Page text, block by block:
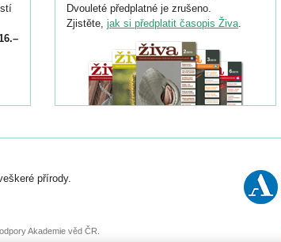
Dvouleté předplatné je zrušeno.
Zjistěte, jak si předplatit časopis Živa.
přírody.
Akademie věd ČR.